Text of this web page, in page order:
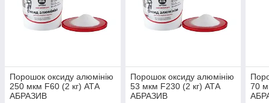
Порошок оксиду алюмінію
250 мкм F60 (2 кг) АТА
АБРАЗИВ
Порошок оксиду алюмінію
53 мкм F230 (2 кг) АТА
АБРАЗИВ
70